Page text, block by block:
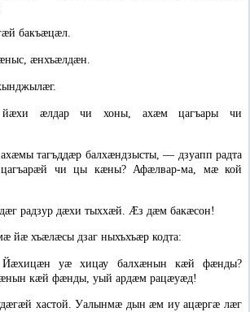
бакъæцæл.
æнхъæлдæн.
æлдар чи хоны, ахæм цагъары чи
тагъддæр балхæндзысты, — дзуапп радта
чи цы кæны? Афæлвар-ма, мæ кой
радзур дæхи тыххæй. Ӕз дæм бакæсон!
йæ хъæлæсы дзаг ныхъхъæр кодта:
уæ хицау балхæнын кæй фæнды?
кæй фæнды, уый ардæм рацæуæд!
хастой. Уалынмæ дын æм иу ацæргæ лæг